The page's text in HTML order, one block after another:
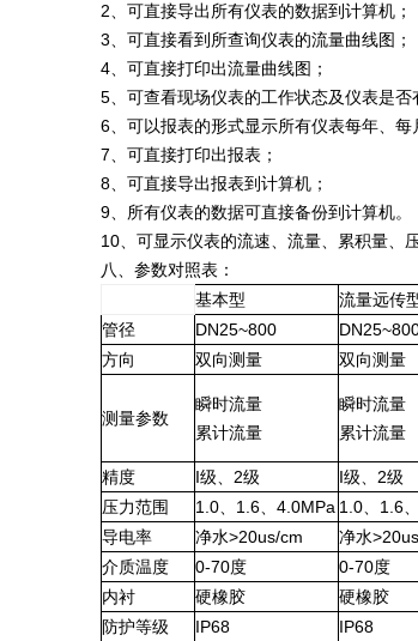
2、可直接导出所有仪表的数据到计算机；
3、可直接看到所查询仪表的流量曲线图；
4、可直接打印出流量曲线图；
5、可查看现场仪表的工作状态及仪表是否
6、可以报表的形式显示所有仪表每年、每
7、可直接打印出报表；
8、可直接导出报表到计算机；
9、所有仪表的数据可直接备份到计算机。
10、可显示仪表的流速、流量、累积量、
八、参数对照表：
基本型
流量远传
管径
DN25~800
方向
双向测量 双向测量
测量参数
瞬时流量
累计流量
瞬时流量
累计流量
精度 I级、2级 I级、2级
压力范围
1.0、1.6、4.0MPa 1.0、1.6
导电率
净水>20us/cm 净水
介质温度
0-70度 0-70度
内衬
硬橡胶 硬橡胶
防护等级
IP68 IP68